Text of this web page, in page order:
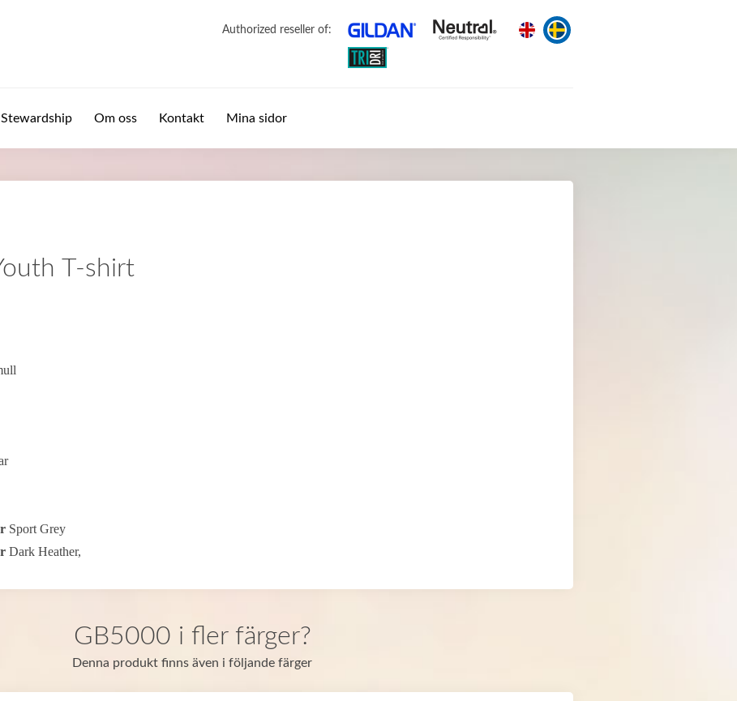
Authorized reseller of:
Om oss Kontakt Mina sidor
T-shirt
Sport Grey
Dark Heather,
GB5000 i fler färger?
Denna produkt finns även i följande färger